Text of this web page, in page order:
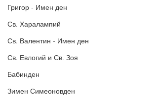
Григор - Имен ден
Св. Харалампий
Св. Валентин - Имен ден
Св. Евлогий и Св. Зоя
Бабинден
Зимен Симеоновден